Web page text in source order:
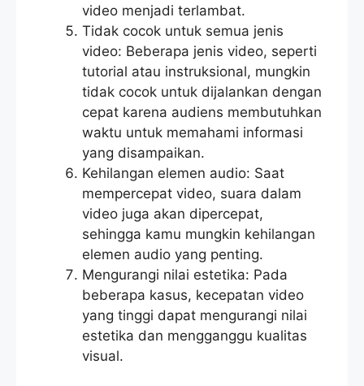
video menjadi terlambat.
Tidak cocok untuk semua jenis
video: Beberapa jenis video, seperti
tutorial atau instruksional, mungkin
tidak cocok untuk dijalankan dengan
cepat karena audiens membutuhkan
waktu untuk memahami informasi
yang disampaikan.
Kehilangan elemen audio: Saat
mempercepat video, suara dalam
video juga akan dipercepat,
sehingga kamu mungkin kehilangan
elemen audio yang penting.
Mengurangi nilai estetika: Pada
beberapa kasus, kecepatan video
yang tinggi dapat mengurangi nilai
estetika dan mengganggu kualitas
visual.